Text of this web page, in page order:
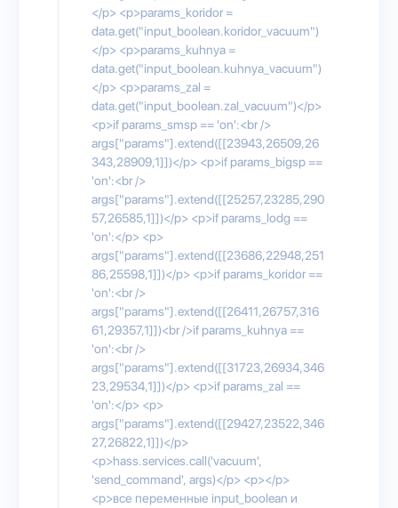
</p> <p>params_koridor =
data.get("input_boolean.koridor_vacuum")
</p> <p>params_kuhnya =
data.get("input_boolean.kuhnya_vacuum")
</p> <p>params_zal =
data.get("input_boolean.zal_vacuum")</p>
<p>if params_smsp == 'on':<br />
args["params"].extend([[23943,26509,26
343,28909,1]])</p> <p>if params_bigsp ==
'on':<br />
args["params"].extend([[25257,23285,290
57,26585,1]])</p> <p>if params_lodg ==
'on':</p> <p>
args["params"].extend([[23686,22948,251
86,25598,1]])</p> <p>if params_koridor ==
'on':<br />
args["params"].extend([[26411,26757,316
61,29357,1]])<br />if params_kuhnya ==
'on':<br />
args["params"].extend([[31723,26934,346
23,29534,1]])</p> <p>if params_zal ==
'on':</p> <p>
args["params"].extend([[29427,23522,346
27,26822,1]])</p>
<p>hass.services.call('vacuum',
'send_command', args)</p> <p></p>
<p>все переменные input_boolean и